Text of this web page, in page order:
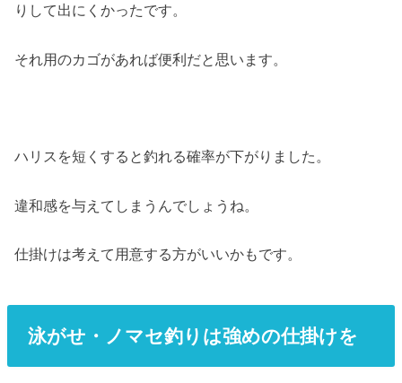
りして出にくかったです。
それ用のカゴがあれば便利だと思います。
ハリスを短くすると釣れる確率が下がりました。
違和感を与えてしまうんでしょうね。
仕掛けは考えて用意する方がいいかもです。
泳がせ・ノマセ釣りは強めの仕掛けを